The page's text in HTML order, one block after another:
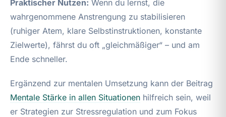
Praktischer Nutzen: Wenn du lernst, die
wahrgenommene Anstrengung zu stabilisieren
(ruhiger Atem, klare Selbstinstruktionen, konstante
Zielwerte), fährst du oft „gleichmäßiger“ – und am
Ende schneller.
Ergänzend zur mentalen Umsetzung kann der Beitrag
Mentale Stärke in allen Situationen hilfreich sein, weil
er Strategien zur Stressregulation und zum Fokus